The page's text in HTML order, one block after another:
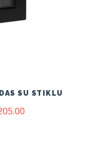
SU STIKLU
Current